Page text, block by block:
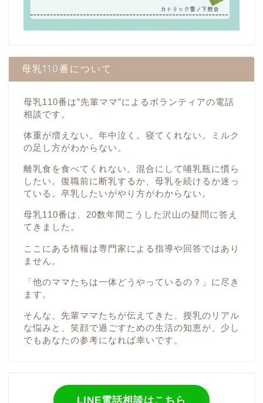
母乳110番について
母乳110番は”先輩ママ”によるボランティアの電話
相談です。
体重が増えない。年中泣く。寝てくれない。ミルク
の足し方がわからない。
離乳食を食べてくれない。混合にして哺乳瓶に慣ら
したい。復職前に断乳するか、母乳を続けるか迷っ
ている。卒乳したいがやり方がわからない。
母乳110番は、20数年間こうした沢山の疑問に答え
てきました。
ここにある情報は専門家による指導や回答ではあり
ません。
「他のママたちは一体どうやっているの？」に尽き
ます。
そんな、先輩ママたちが伝えてきた、授乳のリアル
な悩みと、笑顔で過ごすための生活の知恵が、少し
でもあなたの参考になれば幸いです。
LINE電話相談はこちら